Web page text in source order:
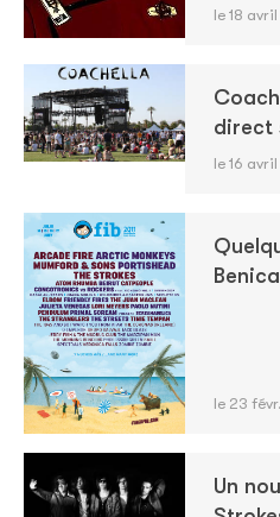
le 18 avril
direct
le 16 avril
le 23
Un